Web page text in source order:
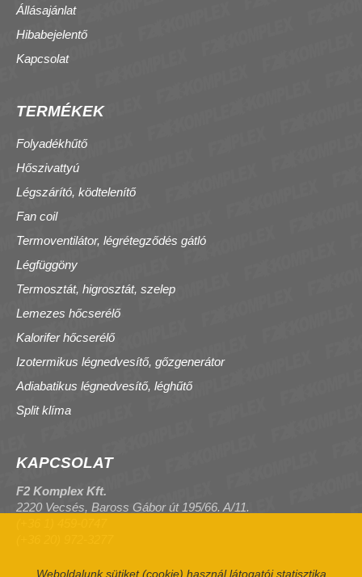
Weboldalunk sütiket (cookie) használ látogatói statisztika
Állásajánlat
Hibabejelentő
Kapcsolat
TERMÉKEK
Folyadékhűtő
Hőszivattyú
Légszárító, ködtelenítő
Fan coil
Termoventilátor, légrétegződés gátló
Légfüggöny
Termosztát, higrosztát, szelep
Lemezes hőcserélő
Kalorifer hőcserélő
Izotermikus légnedvesítő, gőzgenerátor
Adiabatikus légnedvesítő, léghűtő
Split klíma
KAPCSOLAT
F2 Komplex Kft.
2220 Vecsés, Baross Gábor út 195/66. A/11.